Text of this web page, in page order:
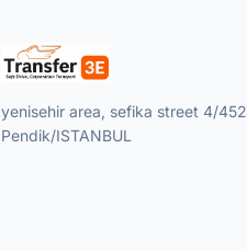
yenisehir area, sefika street 4/452
Pendik/ISTANBUL